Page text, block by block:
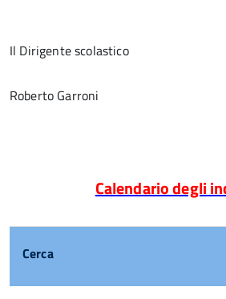
Il Dirigente scolastico
Roberto Garroni
Calendario degli
Cerca